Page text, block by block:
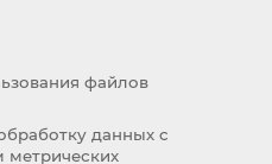
файлов
данных с
метрических